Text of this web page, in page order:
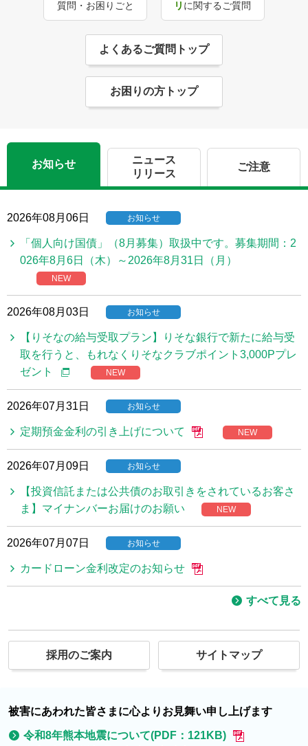
質問・お困りごと
リ に関するご質問
よくあるご質問トップ
お困りの方トップ
お知らせ
ニュース
リリース
ご注意
2026年08月06日 お知らせ
「個人向け国債」（8月募集）取扱中です。募集期間：2
026年8月6日（木）～2026年8月31日（月）
NEW
2026年08月03日 お知らせ
【りそなの給与受取プラン】りそな銀行で新たに給与受
取を行うと、もれなくりそなクラブポイント3,000Pプレ
ゼント
NEW
2026年07月31日 お知らせ
定期預金金利の引き上げについて NEW
2026年07月09日 お知らせ
【投資信託または公共債のお取引きをされているお客さ
ま】マイナンバーお届けのお願い
NEW
2026年07月07日 お知らせ
カードローン金利改定のお知らせ
すべて見る
採用のご案内 サイトマップ
被害にあわれた皆さまに心よりお見舞い申し上げます
令和8年熊本地震について(PDF：121KB)